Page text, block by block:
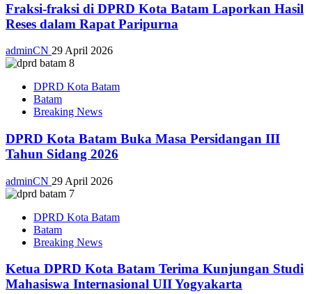
Fraksi-fraksi di DPRD Kota Batam Laporkan Hasil
Reses dalam Rapat Paripurna
adminCN 29 April 2026
DPRD Kota Batam
Batam
Breaking News
DPRD Kota Batam Buka Masa Persidangan III
Tahun Sidang 2026
adminCN 29 April 2026
DPRD Kota Batam
Batam
Breaking News
Ketua DPRD Kota Batam Terima Kunjungan Studi
Mahasiswa Internasional UII Yogyakarta